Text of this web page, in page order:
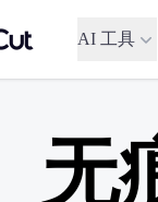
AI 工具
无